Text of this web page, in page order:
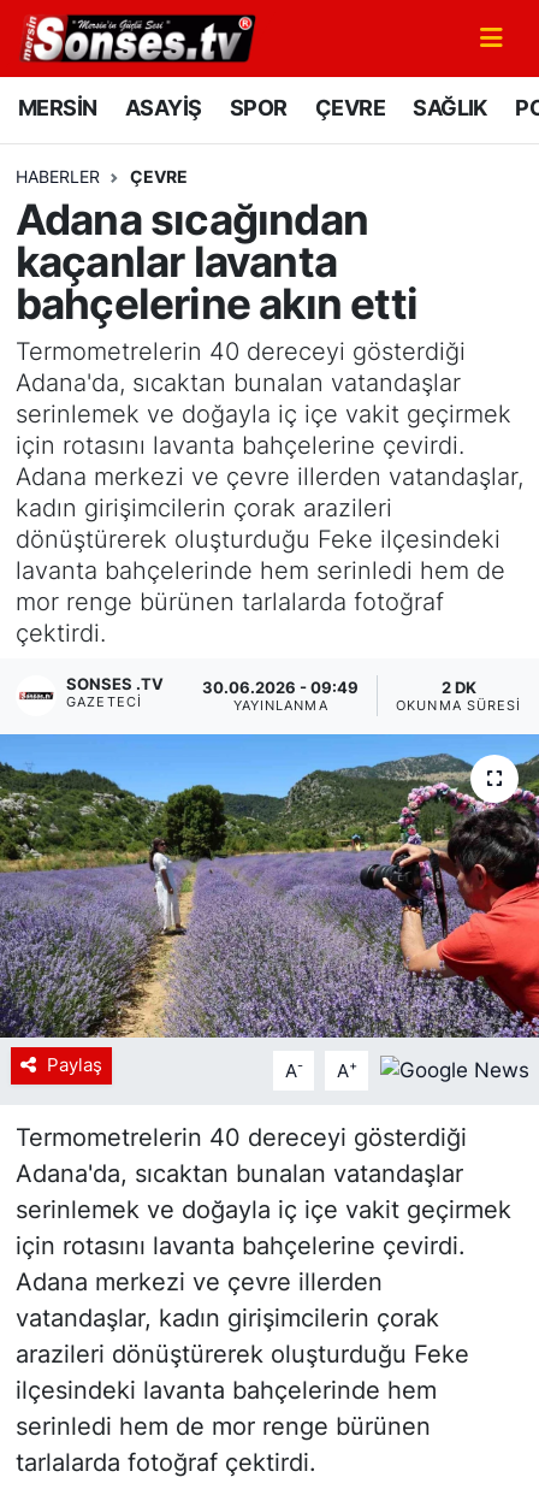
MERSİN ASAYİŞ SPOR ÇEVRE SAĞLIK
HABERLER ÇEVRE
Adana sıcağından
kaçanlar lavanta
bahçelerine akın etti
Termometrelerin 40 dereceyi gösterdiği
Adana'da, sıcaktan bunalan vatandaşlar
serinlemek ve doğayla iç içe vakit geçirmek
için rotasını lavanta bahçelerine çevirdi.
Adana merkezi ve çevre illerden vatandaşlar,
kadın girişimcilerin çorak arazileri
dönüştürerek oluşturduğu Feke ilçesindeki
lavanta bahçelerinde hem serinledi hem de
mor renge bürünen tarlalarda fotoğraf
çektirdi.
SONSES .TV
GAZETECI
30.06.2026 - 09:49
YAYINLANMA
2 DK
OKUNMA SÜRESI
Paylaş A- A+
Termometrelerin 40 dereceyi gösterdiği
Adana'da, sıcaktan bunalan vatandaşlar
serinlemek ve doğayla iç içe vakit geçirmek
için rotasını lavanta bahçelerine çevirdi.
Adana merkezi ve çevre illerden
vatandaşlar, kadın girişimcilerin çorak
arazileri dönüştürerek oluşturduğu Feke
ilçesindeki lavanta bahçelerinde hem
serinledi hem de mor renge bürünen
tarlalarda fotoğraf çektirdi.
MERSİN
SPOR
GÜNÜN MANŞETİ
DÜNYA
KÜLTÜR - SANAT
MAGAZİN
SAĞLIK
Siyaset
YEREL HABER
Haberde insan
Tanıtım
Mersin Nöbetçi Eczaneler
Mersin Namaz Vakitleri
Mersin Trafik Yoğunluk Haritası
Süper Lig Puan Durumu ve Fikstür
Tüm Manşetler
Son Dakika Haberleri
Haber Arşivi